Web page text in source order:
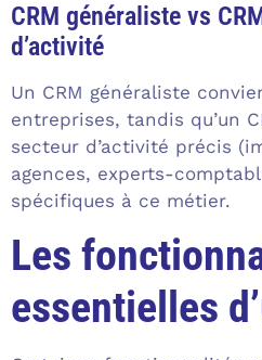
CRM généraliste vs
d’activité
Un CRM généraliste
entreprises, tandis qu’un
secteur d’activité précis
agences, experts-
spécifiques à ce métier.
Les
essentielles